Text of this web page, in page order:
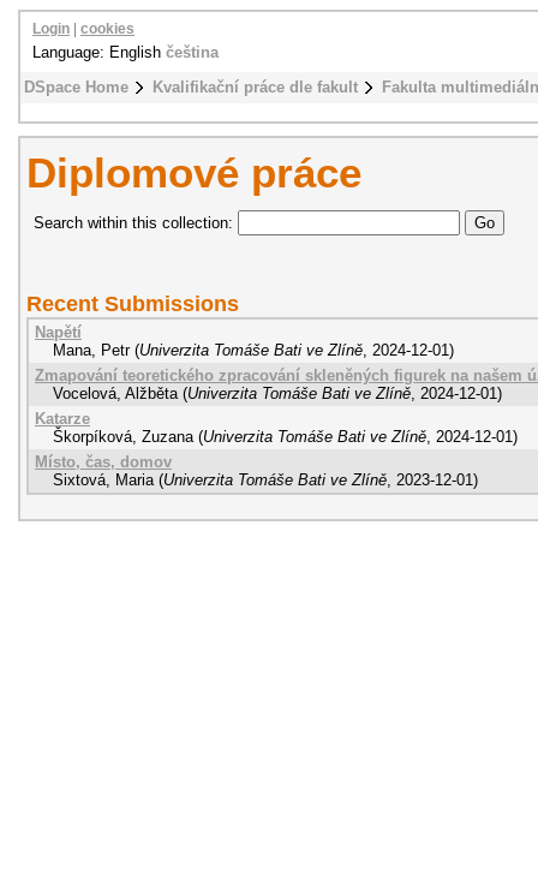
DSpace Home Kvalifikační práce dle fakult Fakulta
Login cookies
Language: English čeština
Diplomové práce
Search within this collection:
Recent Submissions
Napětí
Mana, Petr (Univerzita Tomáše Bati ve Zlíně, 2024-12-01)
Zmapování teoretického zpracování skleněných figurek na našem
Vocelová, Alžběta (Univerzita Tomáše Bati ve Zlíně, 2024-12-01)
Katarze
Škorpíková, Zuzana (Univerzita Tomáše Bati ve Zlíně, 2024-12-01)
Místo, čas, domov
Sixtová, Maria (Univerzita Tomáše Bati ve Zlíně, 2023-12-01)